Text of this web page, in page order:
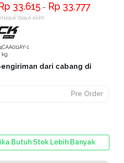
33.615 − 33.777
biaya kirim
1
kg
dari cabang di
Pre Order
Butuh Stok Lebih Banyak